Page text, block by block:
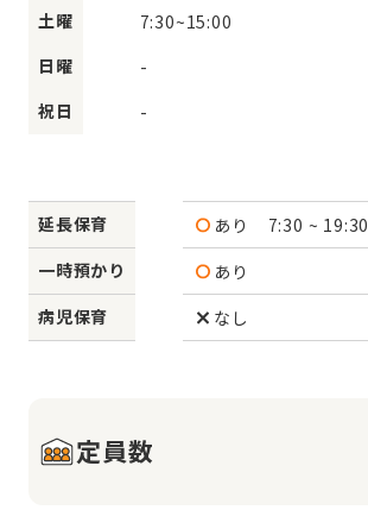
土曜 7:30~15:00
日曜
-
祝日
-
延長保育 あり
7:30 ~ 19:30
一時預かり
あり
病児保育
なし
定員数